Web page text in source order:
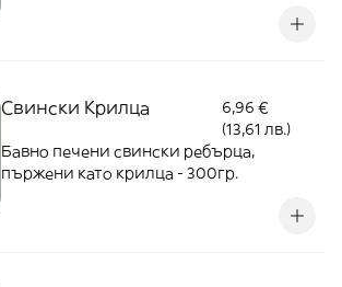
Свински Крилца
6,96 €
(13,61 лв.)
Бавно печени свински ребърца,
пържени като крилца - 300гр.